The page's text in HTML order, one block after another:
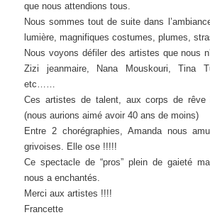
que nous attendions tous.
Nous sommes tout de suite dans
lumière, magnifiques costumes, plumes,
Nous voyons défiler des artistes que nous
Zizi jeanmaire, Nana Mouskouri, Tina
etc……
Ces artistes de talent, aux corps de rêve
(nous aurions aimé avoir 40 ans de moins)
Entre 2 chorégraphies, Amanda nous
grivoises. Elle ose !!!!!
Ce spectacle de “pros” plein de gaieté
nous a enchantés.
Merci aux artistes !!!!
Francette